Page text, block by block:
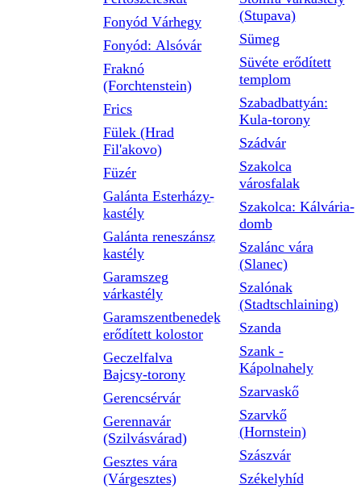
Fonyód Várhegy
Fonyód: Alsóvár
Fraknó
(Forchtenstein)
Frics
Fülek (Hrad
Fil'akovo)
Füzér
Galánta Esterházy-
kastély
Galánta reneszánsz
kastély
Garamszeg
várkastély
Garamszentbenedek
erődített kolostor
Geczelfalva
Bajcsy-torony
Gerencsérvár
Gerennavár
(Szilvásvárad)
Gesztes vára
(Várgesztes)
(Stupava)
Sümeg
Süvéte erődített
templom
Szabadbattyán:
Kula-torony
Szádvár
Szakolca
városfalak
Szakolca: Kálvária-
domb
Szalánc vára
(Slanec)
Szalónak
(Stadtschlaining)
Szanda
Szank -
Kápolnahely
Szarvaskő
Szarvkő
(Hornstein)
Szászvár
Székelyhíd